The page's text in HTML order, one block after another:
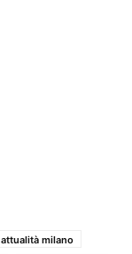
attualità milano